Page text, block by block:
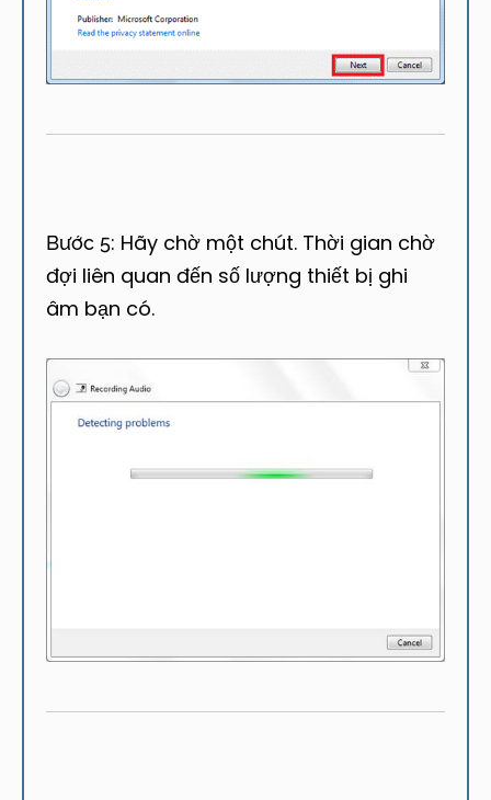
Bước 5: Hãy chờ một chút. Thời gian chờ
đợi liên quan đến số lượng thiết bị ghi
âm bạn có.